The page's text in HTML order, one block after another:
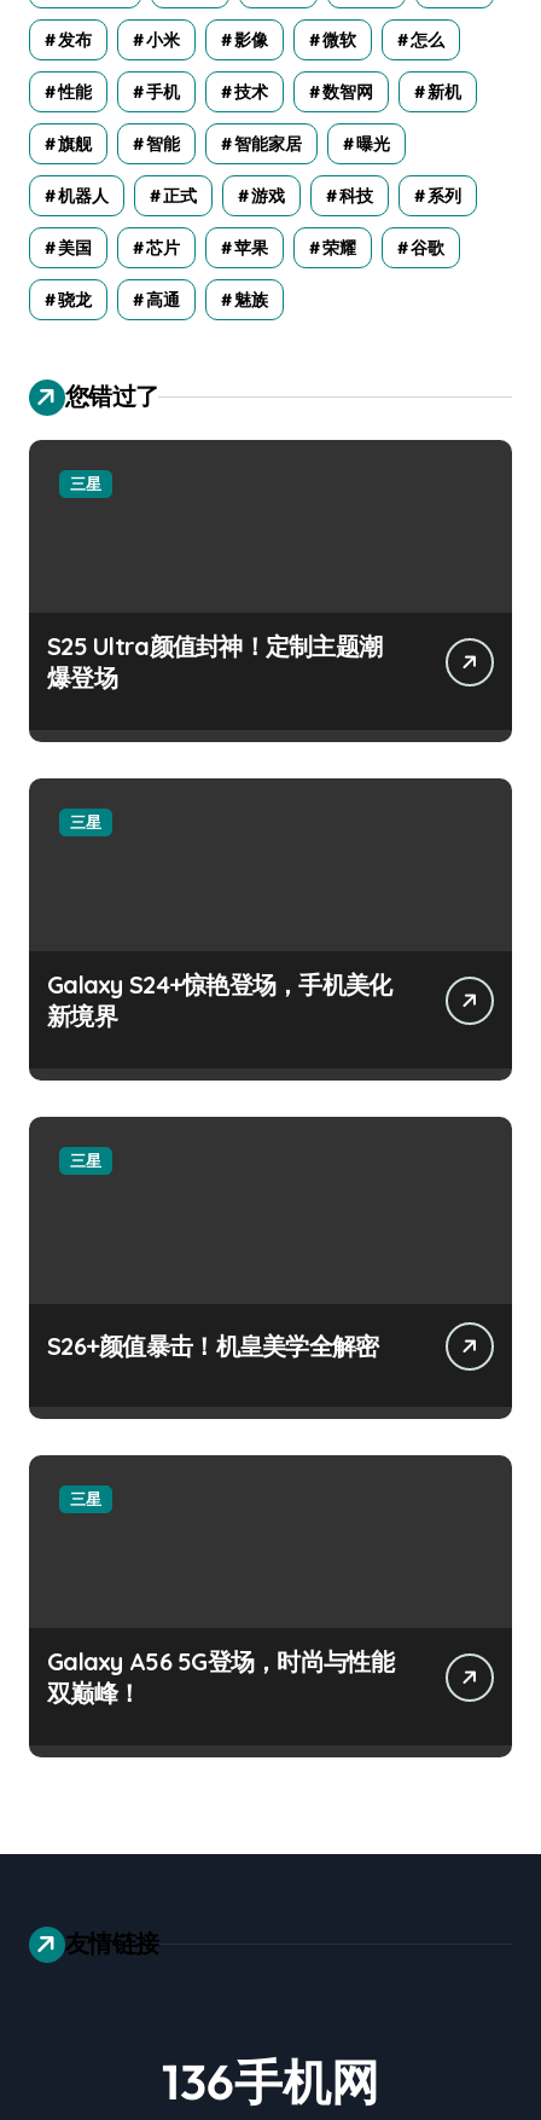
发布 小米 影像 微软 怎么
性能 手机 技术 数智网 新机
旗舰 智能 智能家居 曝光
机器人 正式 游戏 科技 系列
美国 芯片 苹果 荣耀 谷歌
骁龙 高通 魅族
您错过了
三星
S25 Ultra颜值封神！定制主题潮
爆登场
三星
Galaxy S24+惊艳登场，手机美化
新境界
三星
S26+颜值暴击！机皇美学全解密
三星
Galaxy A56 5G登场，时尚与性能
双巅峰！
友情链接
136手机网